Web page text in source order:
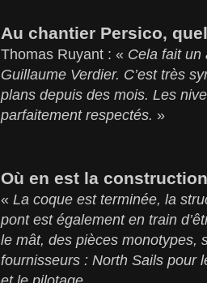
Au chantier Persico,
Thomas Ruyant : « Cela fait un
Guillaume Verdier. C’est très
plans depuis des mois. Les
parfaitement respectés. »
Où en est la
« La coque est terminée, la
pont est également en train
le mât, des pièces monotypes,
fournisseurs : North Sails pour